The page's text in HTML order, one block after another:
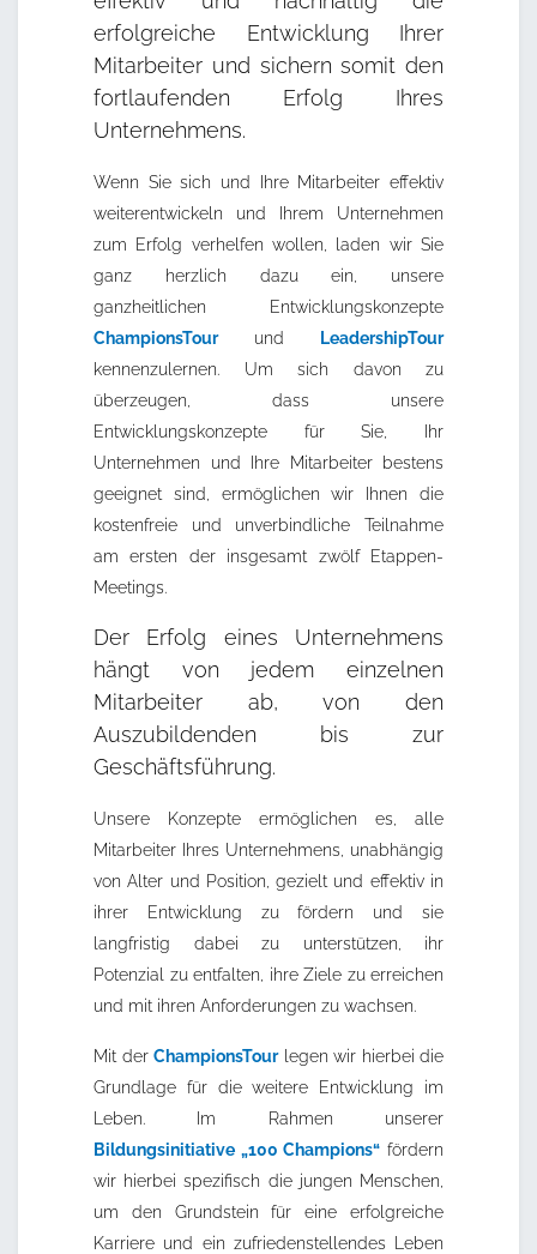
erfolgreiche Entwicklung Ihrer
Mitarbeiter und sichern somit den
fortlaufenden Erfolg Ihres
Unternehmens.
Wenn Sie sich und Ihre Mitarbeiter effektiv
weiterentwickeln und Ihrem Unternehmen
zum Erfolg verhelfen wollen, laden wir Sie
ganz herzlich dazu ein, unsere
ganzheitlichen Entwicklungskonzepte
ChampionsTourund LeadershipTour
kennenzulernen. Um sich davon zu
überzeugen, dass unsere
Entwicklungskonzepte für Sie, Ihr
Unternehmen und Ihre Mitarbeiter bestens
geeignet sind, ermöglichen wir Ihnen die
kostenfreie und unverbindliche Teilnahme
am ersten der insgesamt zwölf Etappen-
Meetings.
Der Erfolg eines Unternehmens
hängt von jedem einzelnen
Mitarbeiter ab, von den
Auszubildenden bis zur
Geschäftsführung.
Unsere Konzepte ermöglichen es, alle
Mitarbeiter Ihres Unternehmens, unabhängig
von Alter und Position, gezielt und effektiv in
ihrer Entwicklung zu fördern und sie
langfristig dabei zu unterstützen, ihr
Potenzial zu entfalten, ihre Ziele zu erreichen
und mit ihren Anforderungen zu wachsen.
Mit der ChampionsTourlegen wir hierbei die
Grundlage für die weitere Entwicklung im
Leben. Im Rahmen unserer
Bildungsinitiative „100 Champions“ fördern
wir hierbei spezifisch die jungen Menschen,
um den Grundstein für eine erfolgreiche
Karriere und ein zufriedenstellendes Leben